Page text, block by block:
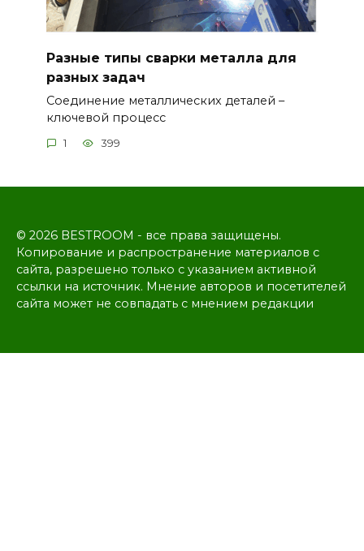
Разные типы сварки металла для
разных задач
Соединение металлических деталей –
ключевой процесс
1 399
© 2026 BESTROOM - все права защищены.
Копирование и распространение материалов с
сайта, разрешено только с указанием активной
ссылки на источник. Мнение авторов и посетителей
сайта может не совпадать с мнением редакции